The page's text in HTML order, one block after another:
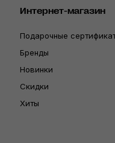
Интернет-магазин
Подарочные
Бренды
Новинки
Скидки
Хиты